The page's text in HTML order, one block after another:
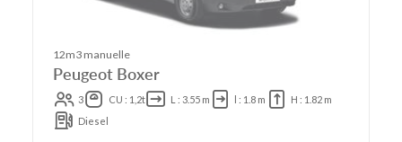
12m3 manuelle
Peugeot Boxer
3 CU : 1,2t L : 3.55 m l : 1.8 m
H : 1.82 m
Diesel